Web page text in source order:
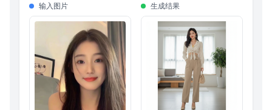
输入图片 生成结果